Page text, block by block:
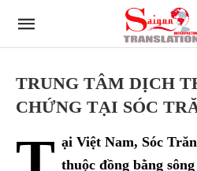
TRUNG TÂM DỊCH
CHỨNG TẠI SÓC
ại Việt Nam, Sóc
thuộc đồng bằng